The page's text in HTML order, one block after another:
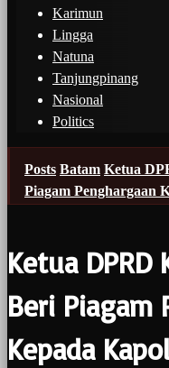
Karimun
Lingga
Natuna
Tanjungpinang
Nasional
Politics
Posts Batam Ketua
Piagam Penghargaan
Ketua DPRD
Beri Piagam
Kepada